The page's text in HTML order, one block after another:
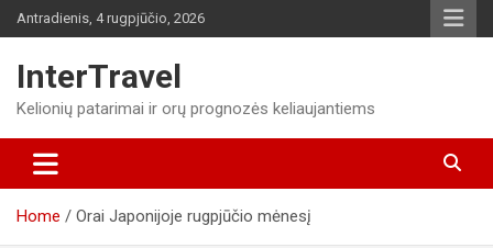
Skip
to
Antradienis, 4 rugpjūčio, 2026
InterTravel
Kelionių patarimai ir orų prognozės keliaujantiems
Home Orai Japonijoje rugpjūčio mėnesį